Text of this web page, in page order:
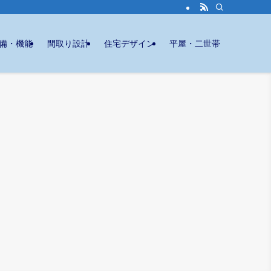
・機能 間取り設計 住宅デザイン 平屋・二世帯